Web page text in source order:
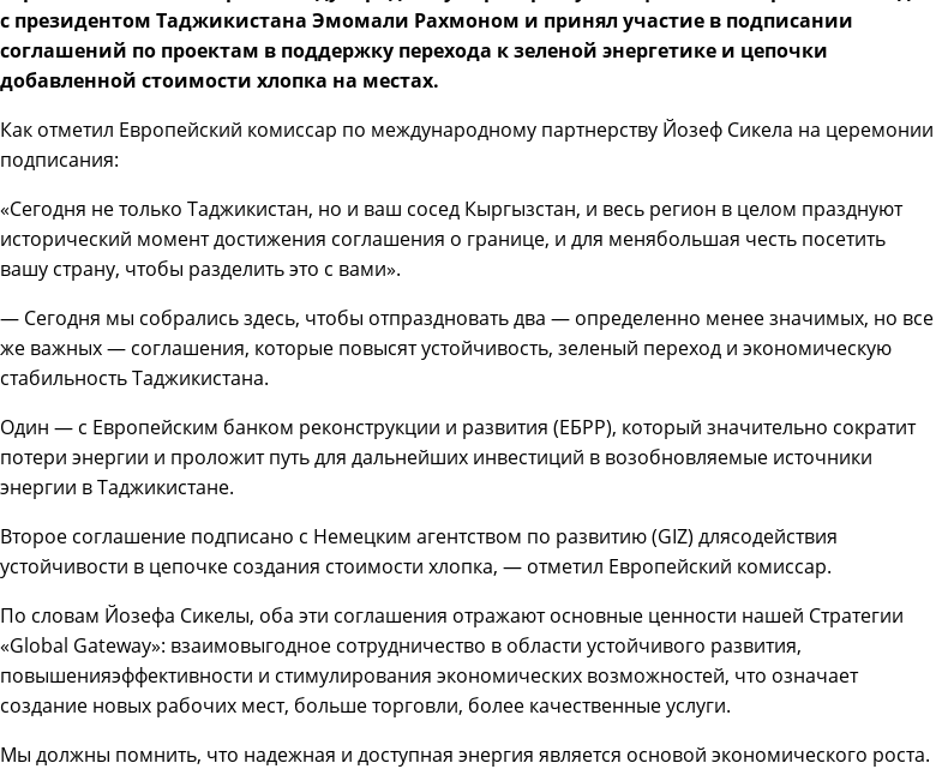
с президентом Таджикистана Эмомали Рахмоном и принял участие в подписании
соглашений по проектам в поддержку перехода к зеленой энергетике и цепочки
добавленной стоимости хлопка на местах.
Как отметил Европейский комиссар по международному партнерству Йозеф Сикела на церемонии
подписания:
«Сегодня не только Таджикистан, но и ваш сосед Кыргызстан, и весь регион в целом празднуют
исторический момент достижения соглашения о границе, и для менябольшая честь посетить
вашу страну, чтобы разделить это с вами».
— Сегодня мы собрались здесь, чтобы отпраздновать два — определенно менее значимых, но все
же важных — соглашения, которые повысят устойчивость, зеленый переход и экономическую
стабильность Таджикистана.
Один — с Европейским банком реконструкции и развития (ЕБРР), который значительно сократит
потери энергии и проложит путь для дальнейших инвестиций в возобновляемые источники
энергии в Таджикистане.
Второе соглашение подписано с Немецким агентством по развитию (GIZ) длясодействия
устойчивости в цепочке создания стоимости хлопка, — отметил Европейский комиссар.
По словам Йозефа Сикелы, оба эти соглашения отражают основные ценности нашей Стратегии
«Global Gateway»: взаимовыгодное сотрудничество в области устойчивого развития,
повышенияэффективности и стимулирования экономических возможностей, что означает
создание новых рабочих мест, больше торговли, более качественные услуги.
Мы должны помнить, что надежная и доступная энергия является основой экономического роста.